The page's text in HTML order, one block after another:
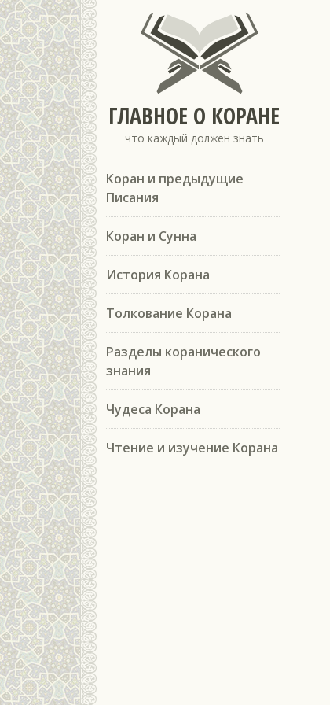
ГЛАВНОЕ О КОРАНЕ
что каждый должен знать
Коран и предыдущие
Писания
Коран и Сунна
История Корана
Толкование Корана
Разделы коранического
знания
Чудеса Корана
Чтение и изучение Корана